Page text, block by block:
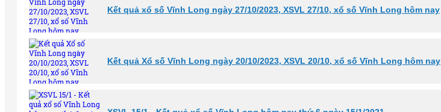
Kết quả xổ số Vĩnh Long ngày 27/10/2023, XSVL 27/10, xổ số Vĩnh Long hôm nay
Kết quả Xổ số Vĩnh Long ngày 20/10/2023, XSVL 20/10, xổ số Vĩnh Long hôm nay